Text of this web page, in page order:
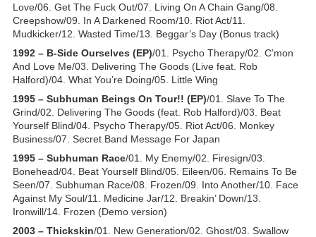
Love/06. Get The Fuck Out/07. Living On A Chain Gang/08.
Creepshow/09. In A Darkened Room/10. Riot Act/11.
Mudkicker/12. Wasted Time/13. Beggar’s Day (Bonus track)
1992 – B-Side Ourselves (EP)/01. Psycho Therapy/02. C’mon
And Love Me/03. Delivering The Goods (Live feat. Rob
Halford)/04. What You’re Doing/05. Little Wing
1995 – Subhuman Beings On Tour!! (EP)/01. Slave To The
Grind/02. Delivering The Goods (feat. Rob Halford)/03. Beat
Yourself Blind/04. Psycho Therapy/05. Riot Act/06. Monkey
Business/07. Secret Band Message For Japan
1995 – Subhuman Race/01. My Enemy/02. Firesign/03.
Bonehead/04. Beat Yourself Blind/05. Eileen/06. Remains To Be
Seen/07. Subhuman Race/08. Frozen/09. Into Another/10. Face
Against My Soul/11. Medicine Jar/12. Breakin’ Down/13.
Ironwill/14. Frozen (Demo version)
2003 – Thickskin/01. New Generation/02. Ghost/03. Swallow